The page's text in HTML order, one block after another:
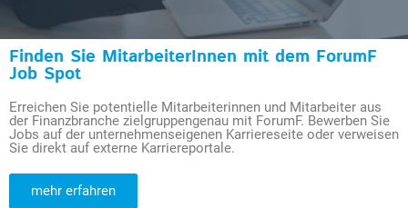
Finden Sie MitarbeiterInnen mit dem ForumF
Job Spot
Erreichen Sie potentielle Mitarbeiterinnen und Mitarbeiter aus
der Finanzbranche zielgruppengenau mit ForumF. Bewerben Sie
Jobs auf der unternehmenseigenen Karriereseite oder verweisen
Sie direkt auf externe Karriereportale.
mehr erfahren